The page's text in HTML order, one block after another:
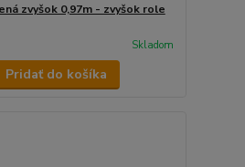
zvyšok 0,97m - zvyšok role
Skladom
Pridať do košíka